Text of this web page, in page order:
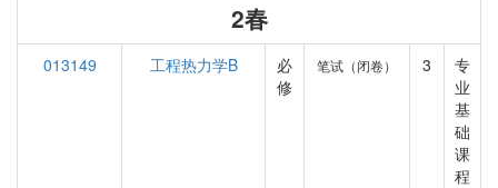
2春
013149 工程热力学B
必
修
笔试（闭卷） 3
专
业
基
础
课
程